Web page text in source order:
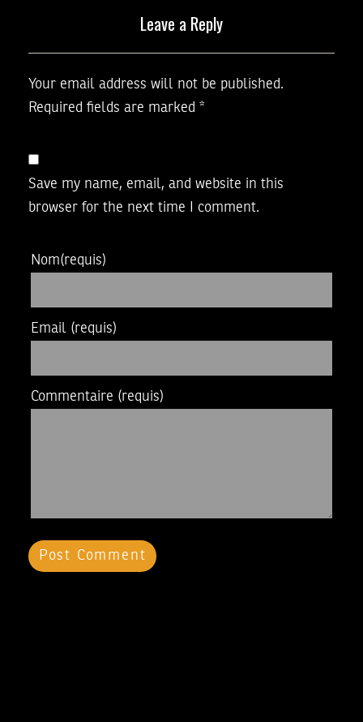
Leave a Reply
Your email address will not be published.
Required fields are marked *
Save my name, email, and website in this
browser for the next time I comment.
Nom(requis)
Email (requis)
Commentaire (requis)